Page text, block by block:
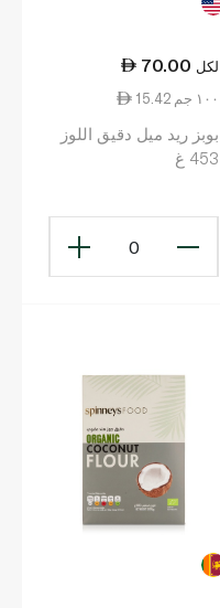
70.00 لكل
15.42 ١٠٠ جم
بوبز ريد ميل دقيق اللوز
453 غ
0